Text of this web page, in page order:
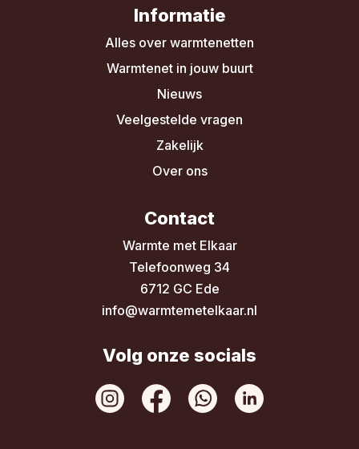
Informatie
Alles over warmtenetten
Warmtenet in jouw buurt
Nieuws
Veelgestelde vragen
Zakelijk
Over ons
Contact
Warmte met Elkaar
Telefoonweg 34
6712 GC Ede
info@warmtemetelkaar.nl
Volg onze socials